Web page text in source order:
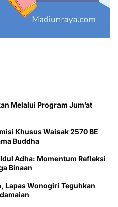
Melalui Program Jum’at
Khusus Waisak 2570 BE
Buddha
Adha: Momentum Refleksi
Binaan
Lapas Wonogiri Teguhkan